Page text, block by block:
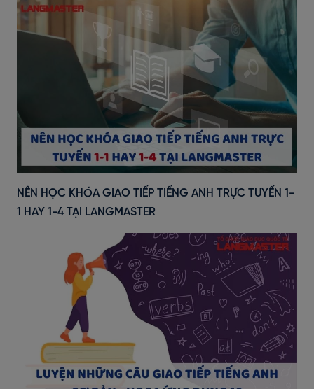
NÊN HỌC KHÓA GIAO TIẾP TIẾNG ANH TRỰC TUYẾN 1-
1 HAY 1-4 TẠI LANGMASTER